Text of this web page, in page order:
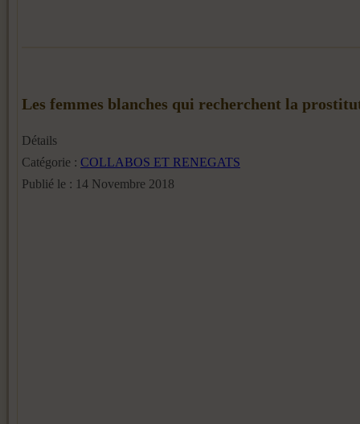
Les femmes blanches qui recherchent la
Détails
Catégorie : COLLABOS ET RENEGATS
Publié le : 14 Novembre 2018